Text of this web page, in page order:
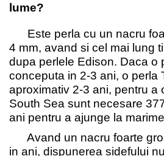
lume?
Este perla cu un nacru
4 mm, avand si cel mai lung
dupa perlele Edison. Daca o
conceputa in 2-3 ani, o perla
aproximativ 2-3 ani, pentru a
South Sea sunt necesare
ani pentru a ajunge la
Avand un nacru foarte
in ani, dispunerea sidefului